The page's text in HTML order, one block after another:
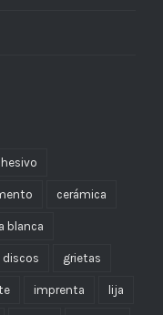
cerámica
blanca
discos grietas
imprenta lija